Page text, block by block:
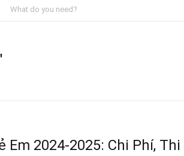
Em 2024-2025: Chi Phí,